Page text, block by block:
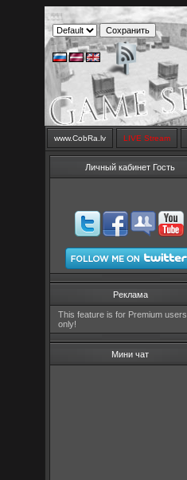
www.CobRa.lv LIVE Stream
Личный кабинет Гость
Реклама
This feature is for Premium users
only!
Мини чат